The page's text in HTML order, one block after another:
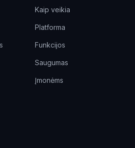
Kaip veikia
Platforma
Funkcijos
Saugumas
Įmonėms